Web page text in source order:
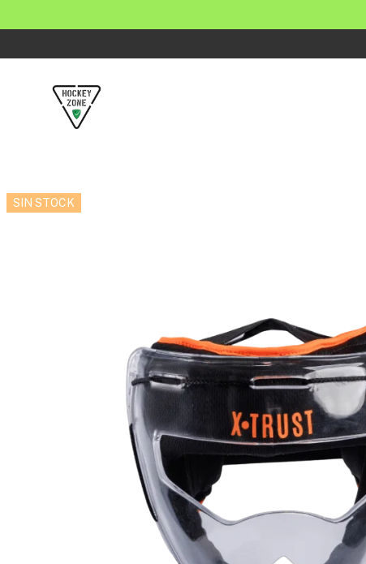
SIN STOCK